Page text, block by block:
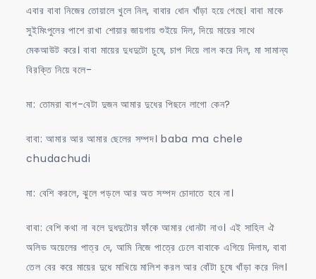
এবার বাবা নিজের তোয়ালে খুলে নিল, বাবার ধোন খাঁড়া হয়ে গেছে। বাবা মাকে
সুইমিংপুলের পাশে রাখা শোয়ার জায়গায় শুইয়ে দিল, দিয়ে মায়ের সাথে
মেকআউট করে। বাবা মায়ের দুধদুটো চুষে, চাপ দিয়ে লাল করে দিল, মা সামান্য
বিরক্তি নিয়ে বলে-
মা: তোমরা বাপ-বেটা দুজন আমার দুধের পিছনে লাগো কেন?
বাবা: আমার আর আমার ছেলের সম্পদ। baba ma chele
chudachudi
মা: বেশি করলে, ঝুলে পড়লে আর অত সম্পদ চোদাতে হবে না।
বাবা: বেশি কথা না বলে দুধদুটোর ফাঁকে আমার ধোনটা নাও। এই সাহিল ঐ
অলিভ অয়েলের পাত্র দে, আমি নিজে পাত্রে ঢেলে বাবাকে এগিয়ে দিলাম, বাবা
তেল বের করে মায়ের দুধে মাখিয়ে মালিশ করল আর বোঁটা চুষে খাঁড়া করে দিল।